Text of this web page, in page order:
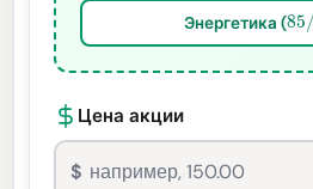
Энергетика (85
/
Цена акции
$